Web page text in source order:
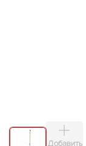
Добавить